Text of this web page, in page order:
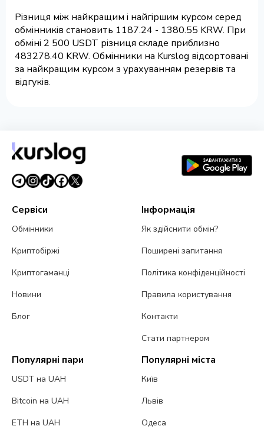
Різниця між найкращим і найгіршим курсом серед
обмінників становить 1187.24 - 1380.55 KRW. При
обміні 2 500 USDT різниця складе приблизно
483278.40 KRW. Обмінники на Kurslog відсортовані
за найкращим курсом з урахуванням резервів та
відгуків.
Сервіси
Обмінники
Криптобіржі
Криптогаманці
Новини
Блог
Інформація
Як здійснити обмін?
Поширені запитання
Політика конфіденційності
Правила користування
Контакти
Стати партнером
Популярні пари
USDT на UAH
Bitcoin на UAH
ETH на UAH
Популярні міста
Київ
Львів
Одеса